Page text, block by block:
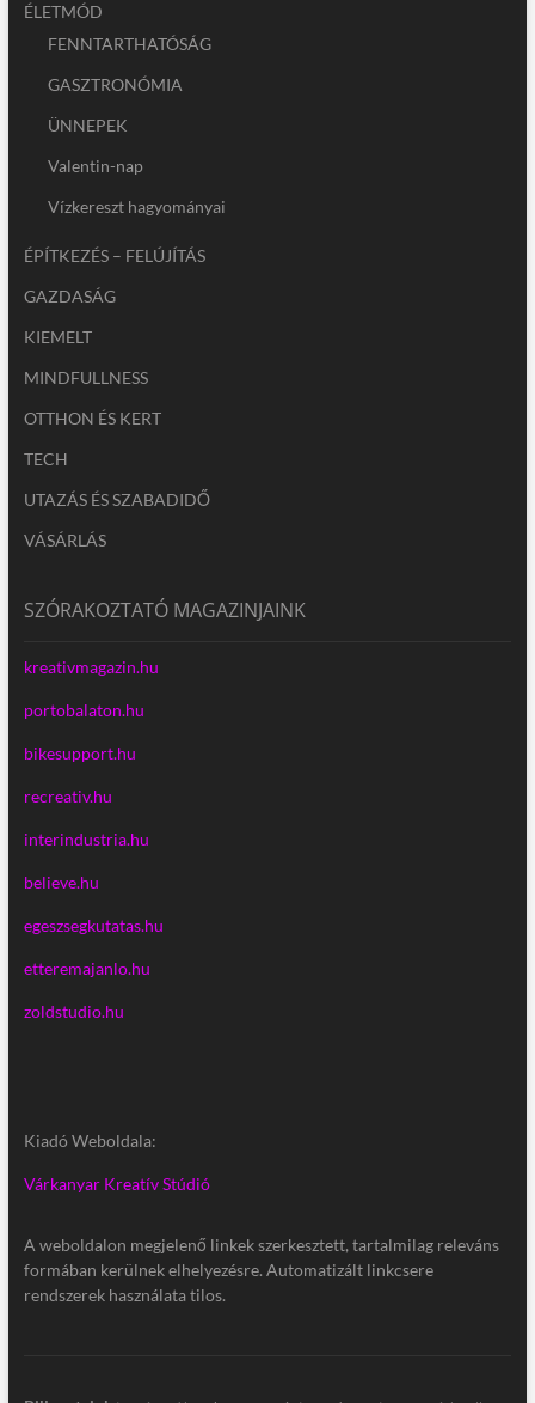
ÉLETMÓD
FENNTARTHATÓSÁG
GASZTRONÓMIA
ÜNNEPEK
Valentin-nap
Vízkereszt hagyományai
ÉPÍTKEZÉS – FELÚJÍTÁS
GAZDASÁG
KIEMELT
MINDFULLNESS
OTTHON ÉS KERT
TECH
UTAZÁS ÉS SZABADIDŐ
VÁSÁRLÁS
SZÓRAKOZTATÓ MAGAZINJAINK
kreativmagazin.hu
portobalaton.hu
bikesupport.hu
recreativ.hu
interindustria.hu
believe.hu
egeszsegkutatas.hu
etteremajanlo.hu
zoldstudio.hu
Kiadó Weboldala:
Várkanyar Kreatív Stúdió
A weboldalon megjelenő linkek szerkesztett, tartalmilag releváns
formában kerülnek elhelyezésre. Automatizált linkcsere
rendszerek használata tilos.